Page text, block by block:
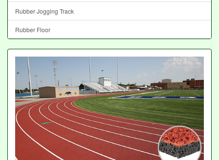
Rubber Jogging Track
Rubber Floor